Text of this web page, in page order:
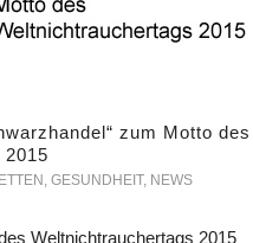
zum Motto des
, GESUNDHEIT, NEWS
Weltnichtrauchertags 2015